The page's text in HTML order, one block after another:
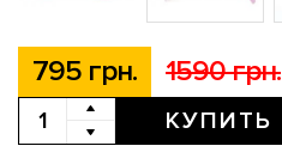
795 грн. 1590 грн.
КУПИТЬ